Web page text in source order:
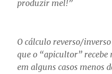
produzir mel!”
O cálculo reverso/
que o “apicultor” recebe
em alguns casos menos